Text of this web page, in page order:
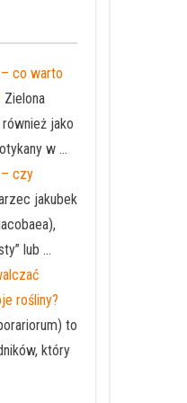
co warto
Zielona
jako
w ...
czy
jakubek
lub ...
rośliny?
to
który